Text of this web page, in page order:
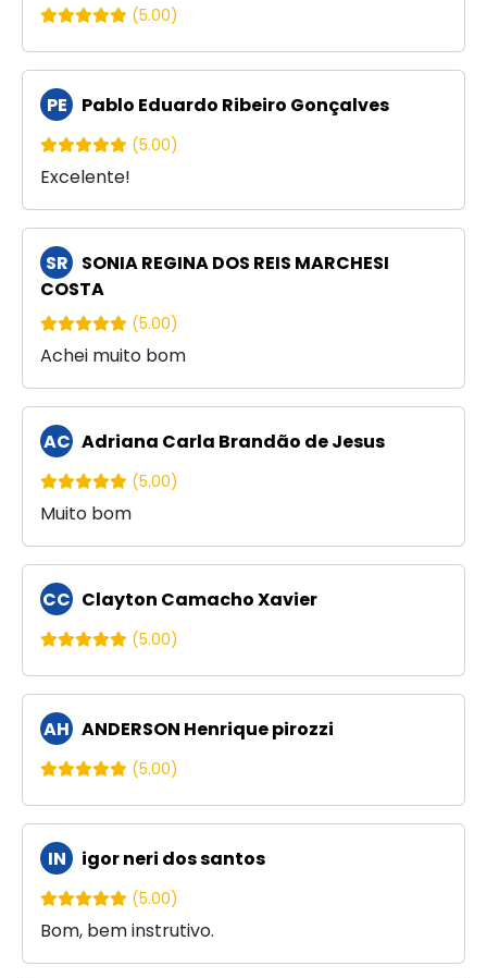
(5.00)
PE Pablo Eduardo Ribeiro Gonçalves
(5.00)
Excelente!
SR
SONIA REGINA DOS REIS MARCHESI
COSTA
(5.00)
Achei muito bom
AC Adriana Carla Brandão de Jesus
(5.00)
Muito bom
CC Clayton Camacho Xavier
(5.00)
AH ANDERSON Henrique pirozzi
(5.00)
IN igor neri dos santos
(5.00)
Bom, bem instrutivo.